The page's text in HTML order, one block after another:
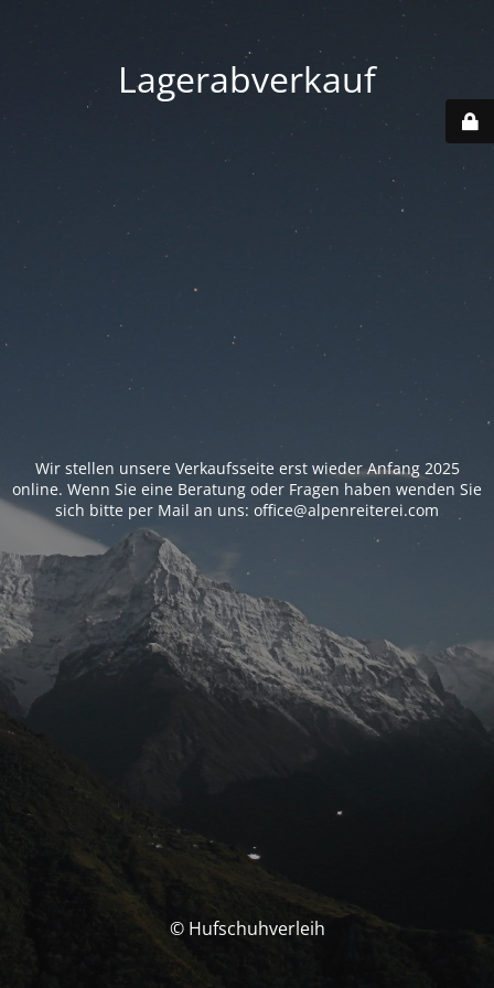
Lagerabverkauf
Wir stellen unsere Verkaufsseite erst wieder Anfang 2025
online. Wenn Sie eine Beratung oder Fragen haben wenden Sie
sich bitte per Mail an uns: office@alpenreiterei.com
© Hufschuhverleih